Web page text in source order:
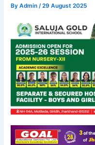
ByAdmin/29 August 2025